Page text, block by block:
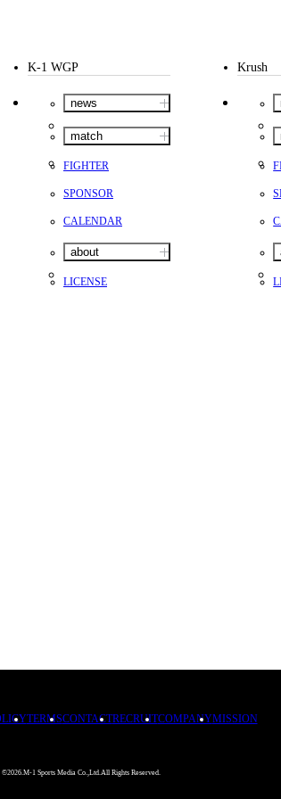
K-1 WGP
news
match
FIGHTER
SPONSOR
CALENDAR
about
LICENSE
Krush
TERMSCONTACTRECRUITCOMPANYMISSION
©2026.M-1 Sports Media Co.,Ltd.All Rights Reserved.